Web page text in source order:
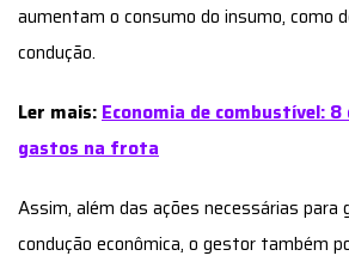
aumentam o consumo do insumo, como
condução.
Ler mais: Economia de combustível: 8
gastos na frota
Assim, além das ações necessárias para
condução econômica, o gestor também